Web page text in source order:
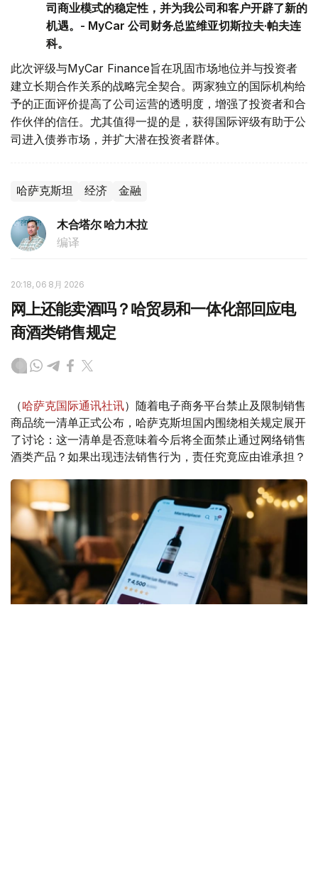
司商业模式的稳定性，并为我公司和客户开辟了新的
机遇。- MyCar 公司财务总监维亚切斯拉夫·帕夫连
科。
此次评级与MyCar Finance旨在巩固市场地位并与投资者
建立长期合作关系的战略完全契合。两家独立的国际机构给
予的正面评价提高了公司运营的透明度，增强了投资者和合
作伙伴的信任。尤其值得一提的是，获得国际评级有助于公
司进入债券市场，并扩大潜在投资者群体。
哈萨克斯坦 经济 金融
木合塔尔 哈力木拉
编译
20:18, 06 8月 2026
网上还能卖酒吗？哈贸易和一体化部回应电
商酒类销售规定
（哈萨克国际通讯社讯）随着电子商务平台禁止及限制销售
商品统一清单正式公布，哈萨克斯坦国内围绕相关规定展开
了讨论：这一清单是否意味着今后将全面禁止通过网络销售
酒类产品？如果出现违法销售行为，责任究竟应由谁承担？